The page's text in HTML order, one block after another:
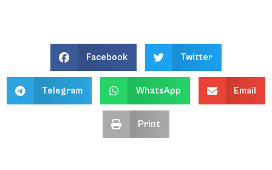
Facebook Twitter
Telegram WhatsApp Email
Print